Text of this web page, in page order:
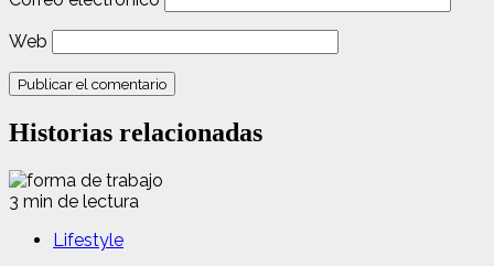
Web
Historias relacionadas
3 min de lectura
Lifestyle